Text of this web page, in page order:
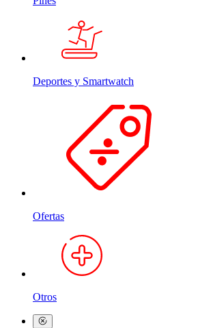
Deportes y Smartwatch
Ofertas
Otros